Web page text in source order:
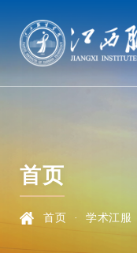
首页
首页 ·学术江服